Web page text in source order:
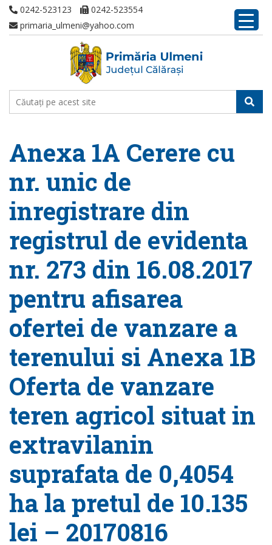
0242-523123
0242-523554
primaria_ulmeni@yahoo.com
Anexa 1A Cerere cu
nr. unic de
inregistrare din
registrul de evidenta
nr. 273 din 16.08.2017
pentru afisarea
ofertei de vanzare a
terenului si Anexa 1B
Oferta de vanzare
teren agricol situat in
extravilanin
suprafata de 0,4054
ha la pretul de 10.135
lei – 20170816